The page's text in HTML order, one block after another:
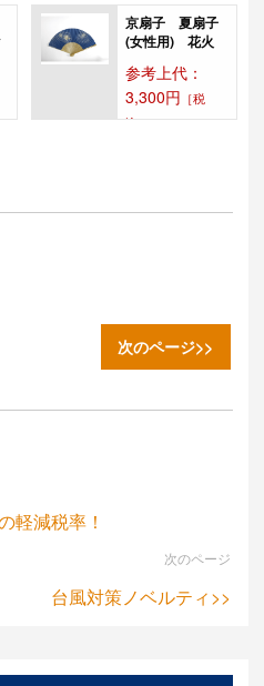
第58回プレミア
ム・インセンテ
ィブショー、プ
ライムギ...
京扇子 夏扇子
(女性用) 花火
参考上代：
3,300円 ［税
込］
す。...
次のページ>>
軽減税率！
次のページ
台風対策ノベルティ>>